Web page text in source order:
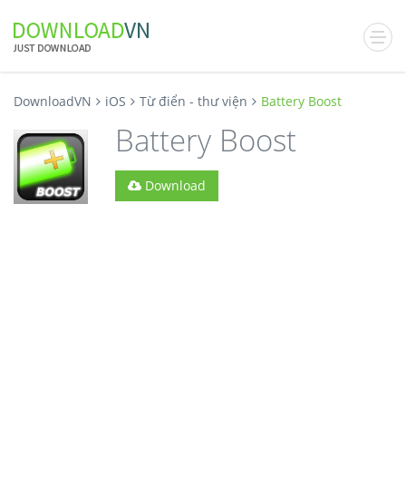
DownloadVN iOS Từ điển - thư viện Battery Boost
Battery Boost
Download